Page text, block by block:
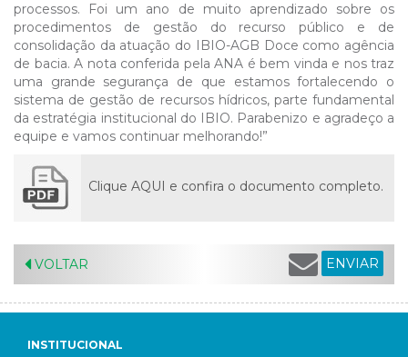
processos. Foi um ano de muito aprendizado sobre os
procedimentos de gestão do recurso público e de
consolidação da atuação do IBIO-AGB Doce como agência
de bacia. A nota conferida pela ANA é bem vinda e nos traz
uma grande segurança de que estamos fortalecendo o
sistema de gestão de recursos hídricos, parte fundamental
da estratégia institucional do IBIO. Parabenizo e agradeço a
equipe e vamos continuar melhorando!”
Clique AQUI e confira o documento completo.
VOLTAR ENVIAR
INSTITUCIONAL